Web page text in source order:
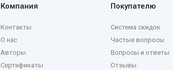
Компания
Контакты
О нас
Авторы
Сертификаты
Покупателю
Система скидок
Частые вопросы
Вопросы и ответы
Отзывы